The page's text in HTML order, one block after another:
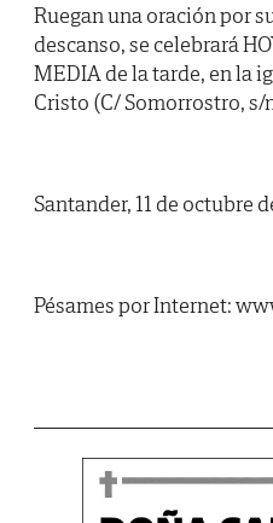
Ruegan una oración por
descanso, se celebrará
MEDIA de la tarde, en la
Cristo (C/ Somorrostro, s/
Santander, 11 de octubre
Pésames por Internet: